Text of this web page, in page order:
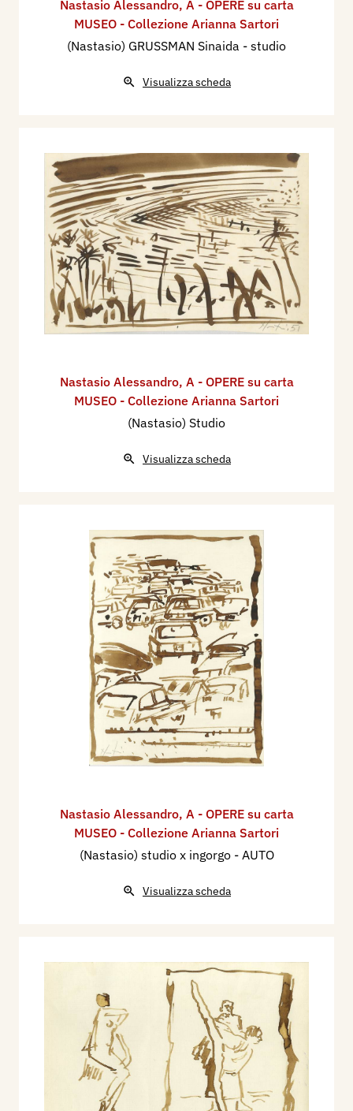
Nastasio Alessandro, A - OPERE su carta
MUSEO - Collezione Arianna Sartori
(Nastasio) GRUSSMAN Sinaida - studio
Visualizza scheda
Nastasio Alessandro, A - OPERE su carta
MUSEO - Collezione Arianna Sartori
(Nastasio) Studio
Visualizza scheda
Nastasio Alessandro, A - OPERE su carta
MUSEO - Collezione Arianna Sartori
(Nastasio) studio x ingorgo - AUTO
Visualizza scheda